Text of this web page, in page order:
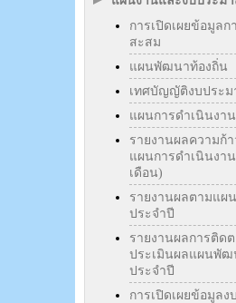
การเปิดเผยข้อมูลก
สะสม
แผนพัฒนาท้องถิ่น
เทศบัญญัติงบประม
แผนการดำเนินงาน
รายงานผลความก้
แผนการดำเนินงา
เดือน)
รายงานผลตามแผ
ประจำปี
รายงานผลการติด
ประเมินผลแผนพัฒ
ประจำปี
การเปิดเผยข้อมูล